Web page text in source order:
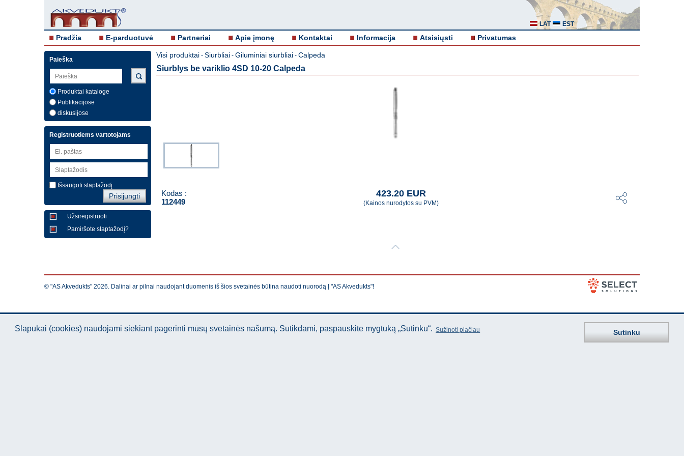
LAT EST
Pradžia E-parduotuvė Partneriai Apie įmonę Kontaktai Informacija Atsisiųsti Privatumas
Paieška
Produktai kataloge
Publikacijose
diskusijose
Registruotiems vartotojams
Išsaugoti slaptažodį
Užsiregistruoti
Pamiršote slaptažodį?
Visi produktai - Siurbliai - Giluminiai siurbliai - Calpeda
Siurblys be variklio 4SD 10-20 Calpeda
Kodas :
112449
423.20 EUR
(Kainos nurodytos su PVM)
© "AS Akvedukts" 2026. Dalinai ar pilnai naudojant duomenis iš šios svetainės būtina naudoti nuorodą Į "AS Akvedukts"!
Slapukai (cookies) naudojami siekiant pagerinti mūsų svetainės našumą. Sutikdami, paspauskite mygtuką „Sutinku“. Sužinoti plačiau Sutinku